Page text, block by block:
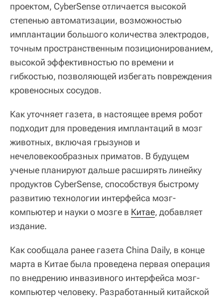
проектом, CyberSense отличается высокой
степенью автоматизации, возможностью
имплантации большого количества электродов,
точным пространственным позиционированием,
высокой эффективностью по времени и
гибкостью, позволяющей избегать повреждения
кровеносных сосудов.
Как уточняет газета, в настоящее время робот
подходит для проведения имплантаций в мозг
животных, включая грызунов и
нечеловекообразных приматов. В будущем
ученые планируют дальше расширять линейку
продуктов CyberSense, способствуя быстрому
развитию технологии интерфейса мозг-
компьютер и науки о мозге в Китае, добавляет
издание.
Как сообщала ранее газета China Daily, в конце
марта в Китае была проведена первая операция
по внедрению инвазивного интерфейса мозг-
компьютер человеку. Разработанный китайской